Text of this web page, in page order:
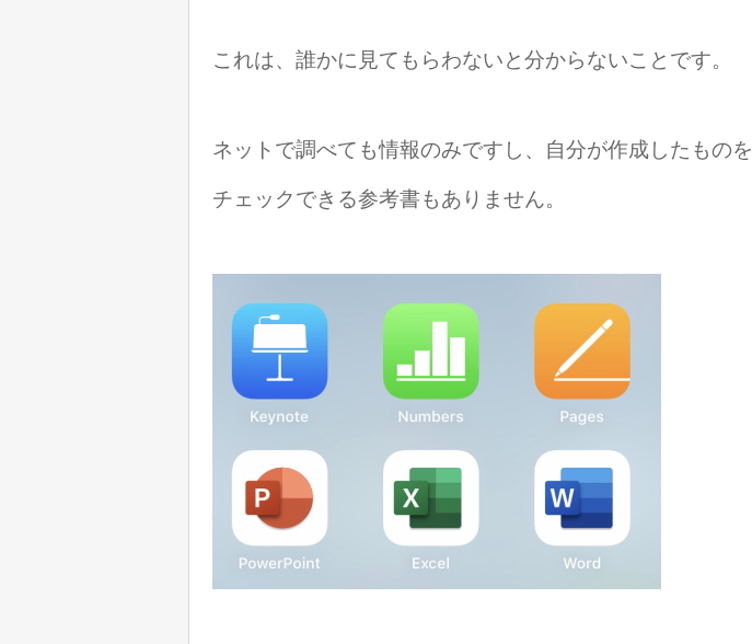
これは、誰かに見てもらわないと分からないことです。
ネットで調べても情報のみですし、 自分が作成したものを
チェックできる参考書もありません。